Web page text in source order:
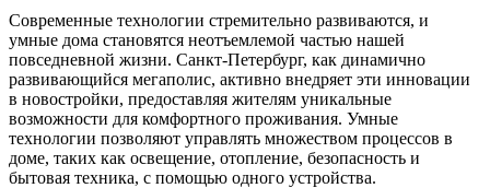
Современные технологии стремительно развиваются, и
умные дома становятся неотъемлемой частью нашей
повседневной жизни. Санкт-Петербург, как динамично
развивающийся мегаполис, активно внедряет эти инновации
в новостройки, предоставляя жителям уникальные
возможности для комфортного проживания. Умные
технологии позволяют управлять множеством процессов в
доме, таких как освещение, отопление, безопасность и
бытовая техника, с помощью одного устройства.